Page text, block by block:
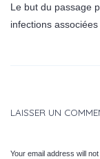
Le but du passage
infections
LAISSER UN
Your email address will